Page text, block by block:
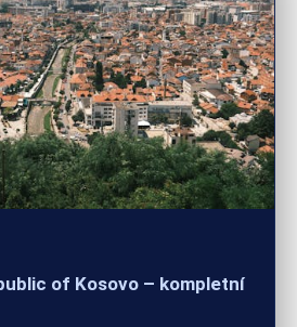
of Kosovo – kompletní